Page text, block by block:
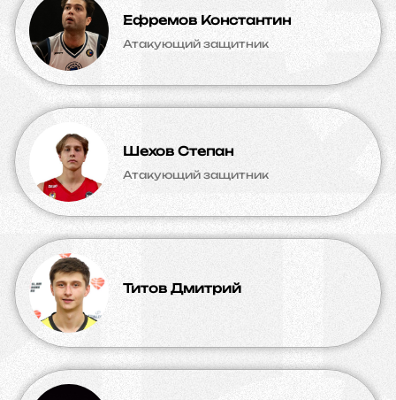
Ефремов Константин
Атакующий защитник
Шехов Степан
Атакующий защитник
Титов Дмитрий